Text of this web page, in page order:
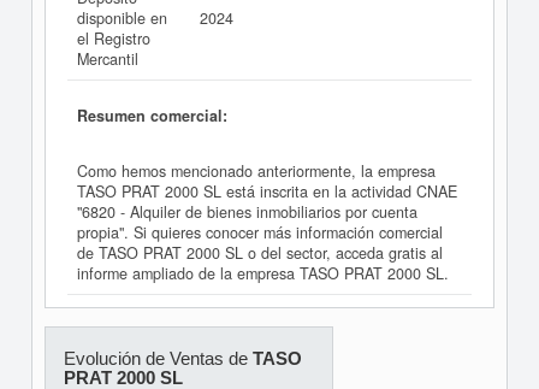
disponible en
el Registro
Mercantil
2024
Resumen comercial:
Como hemos mencionado anteriormente, la empresa
TASO PRAT 2000 SL está inscrita en la actividad CNAE
"6820 - Alquiler de bienes inmobiliarios por cuenta
propia". Si quieres conocer más información comercial
de TASO PRAT 2000 SL o del sector, acceda gratis al
informe ampliado de la empresa TASO PRAT 2000 SL.
Evolución de Ventas de TASO
PRAT 2000 SL